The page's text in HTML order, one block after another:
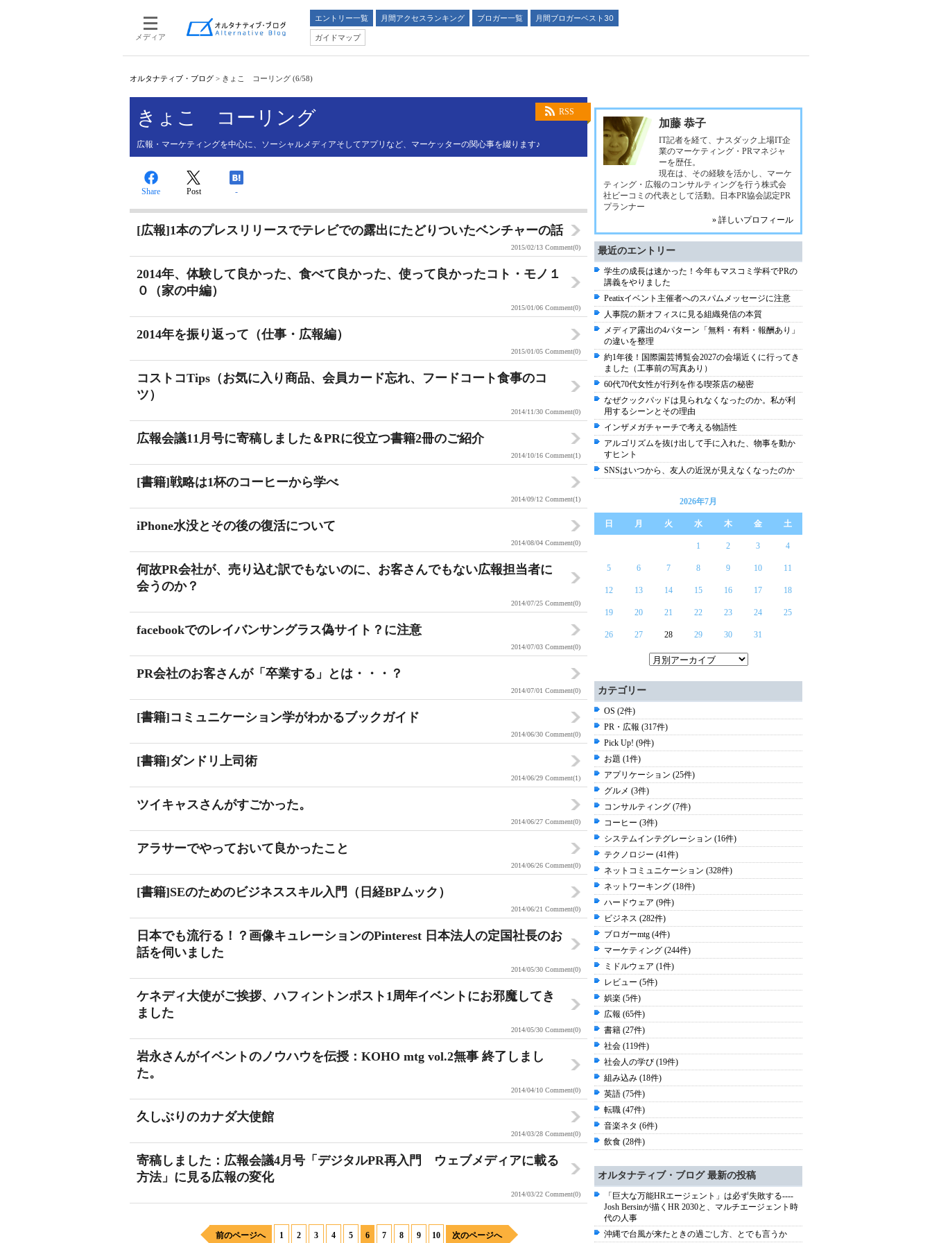
メディア
エントリー一覧 月間アクセスランキング ブロガー一覧
月間ブロガーベスト30
ガイドマップ
オルタナティブ・ブログ > きょこ コーリング (6/58)
RSS
きょこ コーリング
広報・マーケティングを中心に、ソーシャルメディアそしてアプリなど、マーケッターの関心事を綴ります♪
Share Post -
[広報]1本のプレスリリースでテレビでの露出にたどりついたベンチャーの話
2015/02/13 Comment(0)
2014年、体験して良かった、食べて良かった、使って良かったコト・モノ１
０（家の中編）
2015/01/06 Comment(0)
2014年を振り返って（仕事・広報編）
2015/01/05 Comment(0)
コストコTips（お気に入り商品、会員カード忘れ、フードコート食事のコ
ツ）
2014/11/30 Comment(0)
広報会議11月号に寄稿しました＆PRに役立つ書籍2冊のご紹介
2014/10/16 Comment(1)
[書籍]戦略は1杯のコーヒーから学べ
2014/09/12 Comment(1)
iPhone水没とその後の復活について
2014/08/04 Comment(0)
何故PR会社が、売り込む訳でもないのに、お客さんでもない広報担当者に
会うのか？
2014/07/25 Comment(0)
facebookでのレイバンサングラス偽サイト？に注意
2014/07/03 Comment(0)
PR会社のお客さんが「卒業する」とは・・・？
2014/07/01 Comment(0)
[書籍]コミュニケーション学がわかるブックガイド
2014/06/30 Comment(0)
[書籍]ダンドリ上司術
2014/06/29 Comment(1)
ツイキャスさんがすごかった。
2014/06/27 Comment(0)
アラサーでやっておいて良かったこと
2014/06/26 Comment(0)
[書籍]SEのためのビジネススキル入門（日経BPムック）
2014/06/21 Comment(0)
日本でも流行る！？画像キュレーションのPinterest 日本法人の定国社長のお
話を伺いました
2014/05/30 Comment(0)
ケネディ大使がご挨拶、ハフィントンポスト1周年イベントにお邪魔してき
ました
2014/05/30 Comment(0)
岩永さんがイベントのノウハウを伝授：KOHO mtg vol.2無事 終了しまし
た。
2014/04/10 Comment(0)
久しぶりのカナダ大使館
2014/03/28 Comment(0)
寄稿しました：広報会議4月号「デジタルPR再入門 ウェブメディアに載る
方法」に見る広報の変化
2014/03/22 Comment(0)
前のページへ 1 2 3 4 5 6 7 8 9 10 次のページへ
加藤 恭子
IT記者を経て、ナスダック上場IT企
業のマーケティング・PRマネジャ
ーを歴任。
現在は、その経験を活かし、マーケ
ティング・広報のコンサルティングを行う株式会
社ビーコミの代表として活動。日本PR協会認定PR
プランナー
» 詳しいプロフィール
最近のエントリー
学生の成長は速かった！今年もマスコミ学科でPRの
講義をやりました
Peatixイベント主催者へのスパムメッセージに注意
人事院の新オフィスに見る組織発信の本質
メディア露出の4パターン「無料・有料・報酬あり」
の違いを整理
約1年後！国際園芸博覧会2027の会場近くに行ってき
ました（工事前の写真あり）
60代70代女性が行列を作る喫茶店の秘密
なぜクックパッドは見られなくなったのか。私が利
用するシーンとその理由
インザメガチャーチで考える物語性
アルゴリズムを抜け出して手に入れた、物事を動か
すヒント
SNSはいつから、友人の近況が見えなくなったのか
2026年7月
日 月 火 水 木 金 土
1 2 3 4
5 6 7 8 9 10 11
12 13 14 15 16 17 18
19 20 21 22 23 24 25
26 27 28 29 30 31
カテゴリー
OS (2件)
PR・広報 (317件)
Pick Up! (9件)
お題 (1件)
アプリケーション (25件)
グルメ (3件)
コンサルティング (7件)
コーヒー (3件)
システムインテグレーション (16件)
テクノロジー (41件)
ネットコミュニケーション (328件)
ネットワーキング (18件)
ハードウェア (9件)
ビジネス (282件)
ブロガーmtg (4件)
マーケティング (244件)
ミドルウェア (1件)
レビュー (5件)
娯楽 (5件)
広報 (65件)
書籍 (27件)
社会 (119件)
社会人の学び (19件)
組み込み (18件)
英語 (75件)
転職 (47件)
音楽ネタ (6件)
飲食 (28件)
オルタナティブ・ブログ 最新の投稿
「巨大な万能HRエージェント」は必ず失敗する----
Josh Bersinが描くHR 2030と、マルチエージェント時
代の人事
沖縄で台風が来たときの過ごし方、とでも言うか